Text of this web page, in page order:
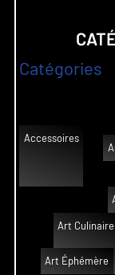
Catégories
Accessoires
Art Culinaire
Art Éphémère